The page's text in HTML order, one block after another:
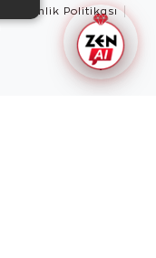
Güvenlik Politikası